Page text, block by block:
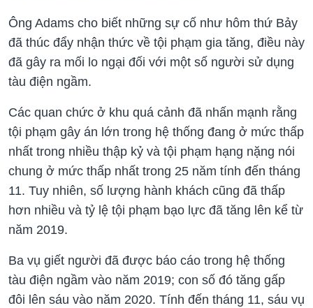
Ông Adams cho biết những sự cố như hôm thứ Bảy
đã thúc đẩy nhận thức về tội phạm gia tăng, điều này
đã gây ra mối lo ngại đối với một số người sử dụng
tàu điện ngầm.
Các quan chức ở khu quá cảnh đã nhấn mạnh rằng
tội phạm gây án lớn trong hệ thống đang ở mức thấp
nhất trong nhiều thập kỷ và tội phạm hạng nặng nói
chung ở mức thấp nhất trong 25 năm tính đến tháng
11. Tuy nhiên, số lượng hành khách cũng đã thấp
hơn nhiều và tỷ lệ tội phạm bạo lực đã tăng lên kể từ
năm 2019.
Ba vụ giết người đã được báo cáo trong hệ thống
tàu điện ngầm vào năm 2019; con số đó tăng gấp
đôi lên sáu vào năm 2020. Tính đến tháng 11, sáu vụ